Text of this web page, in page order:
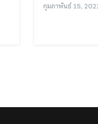
กุมภาพันธ์ 15,